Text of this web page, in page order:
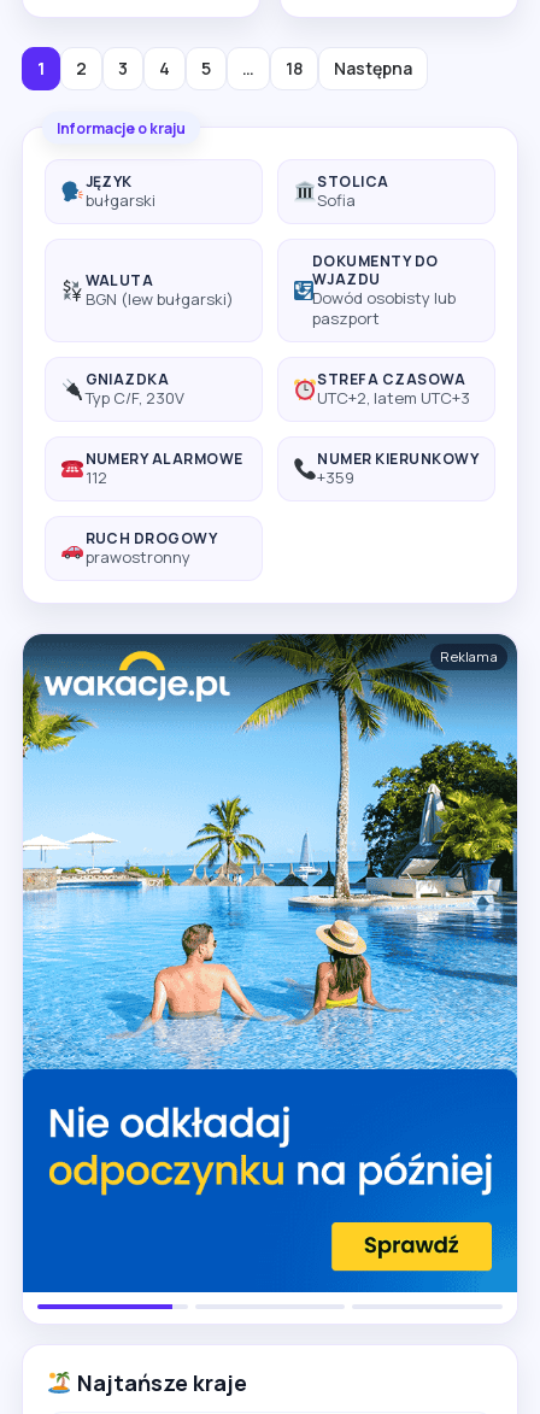
1 2 3 4 5 … 18 Następna
Informacje o kraju
JĘZYK
bułgarski
STOLICA
Sofia
WALUTA
BGN (lew bułgarski)
DOKUMENTY DO
WJAZDU
Dowód osobisty lub
paszport
GNIAZDKA
Typ C/F, 230V
STREFA CZASOWA
UTC+2, latem UTC+3
NUMERY ALARMOWE
112
NUMER KIERUNKOWY
+359
RUCH DROGOWY
prawostronny
Reklama
Najtańsze kraje